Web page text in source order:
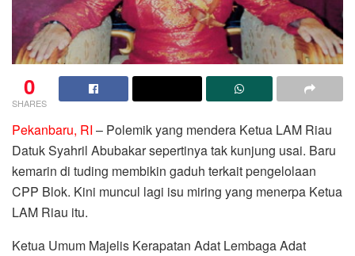
0
SHARES
Pekanbaru, RI – Polemik yang mendera Ketua LAM Riau
Datuk Syahril Abubakar sepertinya tak kunjung usai. Baru
kemarin di tuding membikin gaduh terkait pengelolaan
CPP Blok. Kini muncul lagi isu miring yang menerpa Ketua
LAM Riau itu.
Ketua Umum Majelis Kerapatan Adat Lembaga Adat